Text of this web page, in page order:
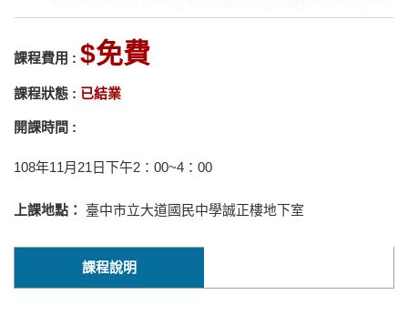
課程費用 : 免費
課程狀態 : 已結業
開課時間 :
108年11月21日下午2：00~4：00
上課地點： 臺中市立大道國民中學誠正樓地下室
課程說明